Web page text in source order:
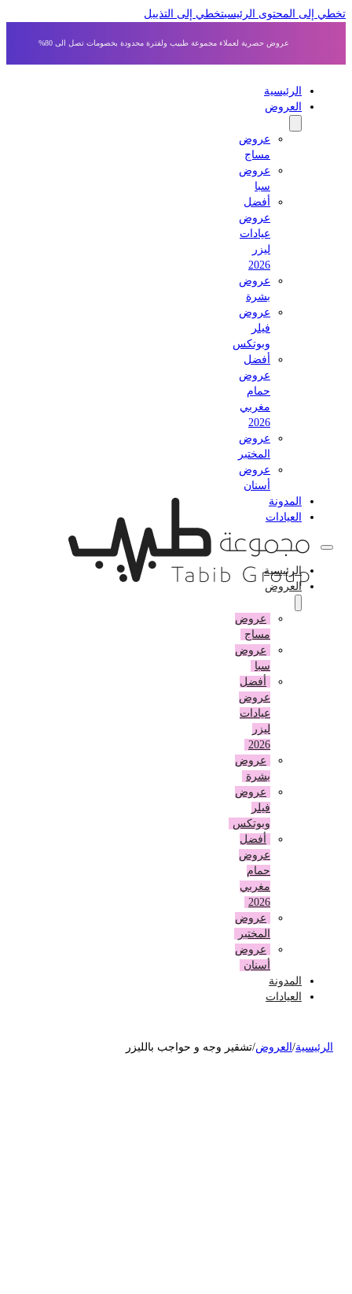
إلى المحتوى الرئيسي تخطي إلى التذييل
عروض حصرية لعملاء مجموعة طبيب ولفترة محدودة بخصومات تصل الى 80%
الرئيسية
العروض
عروض
مساج
عروض
أفضل
عروض
عيادات
عروض
بشرة
عروض
وبوتكس
أفضل
عروض
حمام
مغربي
عروض
المختبر
عروض
أسنان
المدونة
العيادات
الرئيسية
العروض
عروض
مساج
عروض
أفضل
عروض
عيادات
عروض
بشرة
عروض
وبوتكس
أفضل
عروض
حمام
مغربي
عروض
المختبر
عروض
أسنان
المدونة
العيادات
/العروض تشقير وجه و حواجب بالليزر